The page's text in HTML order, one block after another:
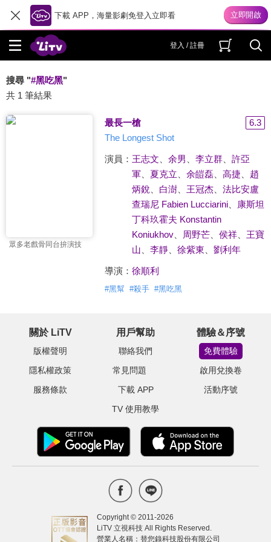
下載 APP，海量影劇免登入立即看
登入 / 註冊
搜尋 "#黑吃黑"
共 1 筆結果
眾多老戲骨同台拚演技
最長一槍
6.3
The Longest Shot
演員： 王志文 余男 李立群、 許亞
軍、 夏克立 余皚磊、 高捷、 趙
炳銳
白澍、 王冠杰、 法比安盧
查瑞尼 Fabien Lucciarini、
康斯坦
丁科玖霍夫 Konstantin
Koniukhov、 周野芒、 侯祥、 王寶
山
李靜、 徐紫東 劉利年
導演： 徐順利
#黑幫 #殺手 #黑吃黑
關於 LiTV
版權聲明
隱私權政策
服務條款
用戶幫助
聯絡我們
常見問題
下載 APP
TV 使用教學
體驗＆序號
免費體驗
啟用兌換卷
活動序號
Copyright © 2011-2026
LiTV 立視科技 All Rights Reserved.
營業人名稱：替您錄科技股份有限公司